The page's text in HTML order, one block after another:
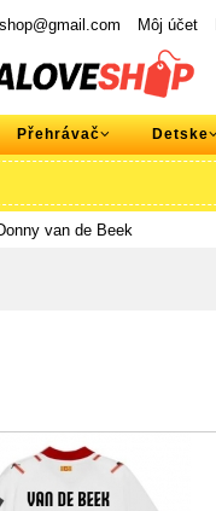
Môj účet
Přehrávač Detske
van de Beek